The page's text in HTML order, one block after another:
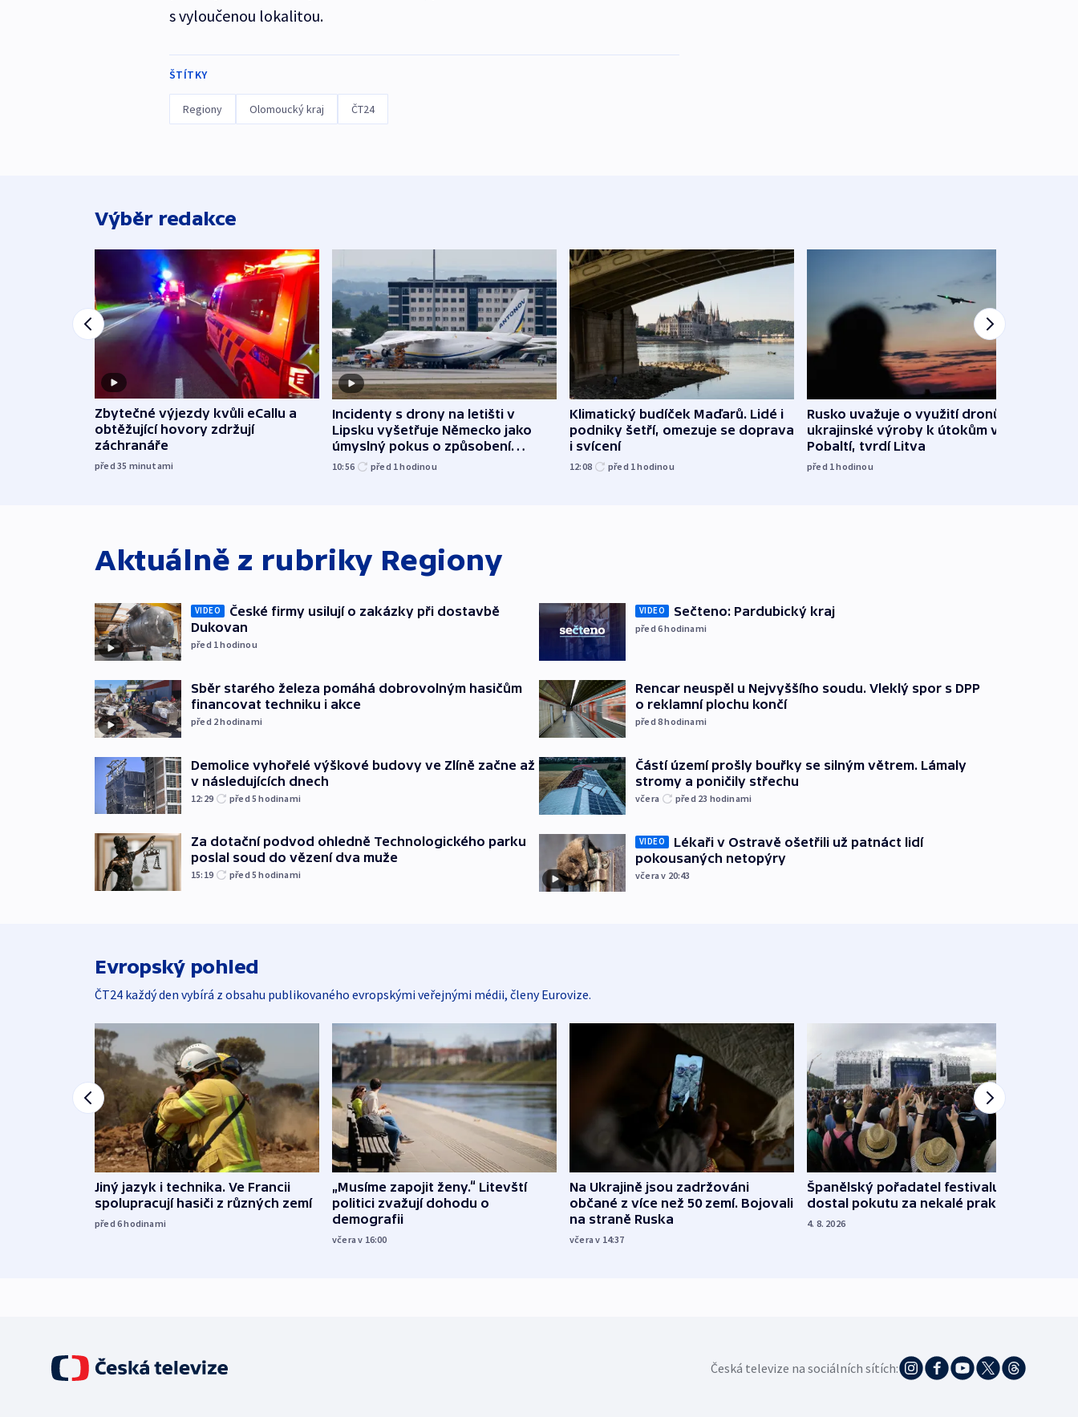
s vyloučenou lokalitou.
ŠTÍTKY
Regiony Olomoucký kraj ČT24
Výběr redakce
Zbytečné výjezdy kvůli eCallu a
obtěžující hovory zdržují
záchranáře
před 35 minutami
Incidenty s drony na letišti v
Lipsku vyšetřuje Německo jako
úmyslný pokus o způsobení
exploze
10:56 před 1hodinou
Klimatický budíček Maďarů. Lidé i
podniky šetří, omezuje se doprava
i svícení
12:08 před 1hodinou
Rusko uvažuje o využití dronů
ukrajinské výroby k útokům v
Pobaltí, tvrdí Litva
před 1hodinou
Aktuálně z rubriky Regiony
VIDEO
České firmy usilují o zakázky při dostavbě
Dukovan
před 1hodinou
Sběr starého železa pomáhá dobrovolným hasičům
financovat techniku i akce
před 2hodinami
Demolice vyhořelé výškové budovy ve Zlíně začne až
v následujících dnech
12:29 před 5hodinami
Za dotační podvod ohledně Technologického parku
poslal soud do vězení dva muže
15:19 před 5hodinami
VIDEO Sečteno: Pardubický kraj
před 6hodinami
Rencar neuspěl u Nejvyššího soudu. Vleklý spor s DPP
o reklamní plochu končí
před 8hodinami
Částí území prošly bouřky se silným větrem. Lámaly
stromy a poničily střechu
včera před 23 hodinami
VIDEO
Lékaři v Ostravě ošetřili už patnáct lidí
pokousaných netopýry
včera v 20:43
Evropský pohled
ČT24 každý den vybírá z obsahu publikovaného evropskými veřejnými médii, členy Eurovize.
Jiný jazyk i technika. Ve Francii
spolupracují hasiči z různých zemí
před 6hodinami
„Musíme zapojit ženy.“ Litevští
politici zvažují dohodu o
demografii
včera v 16:00
Na Ukrajině jsou zadržováni
občané z více než 50 zemí. Bojovali
na straně Ruska
včera v 14:37
Španělský pořadatel festivalu
dostal pokutu za nekalé praktiky
4. 8. 2026
Česká televize na sociálních sítích: